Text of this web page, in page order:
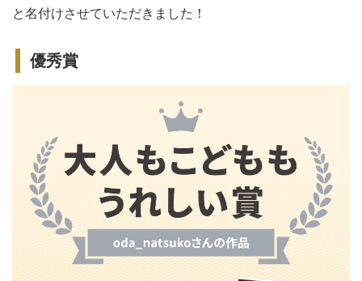
と名付けさせていただきました！
優秀賞